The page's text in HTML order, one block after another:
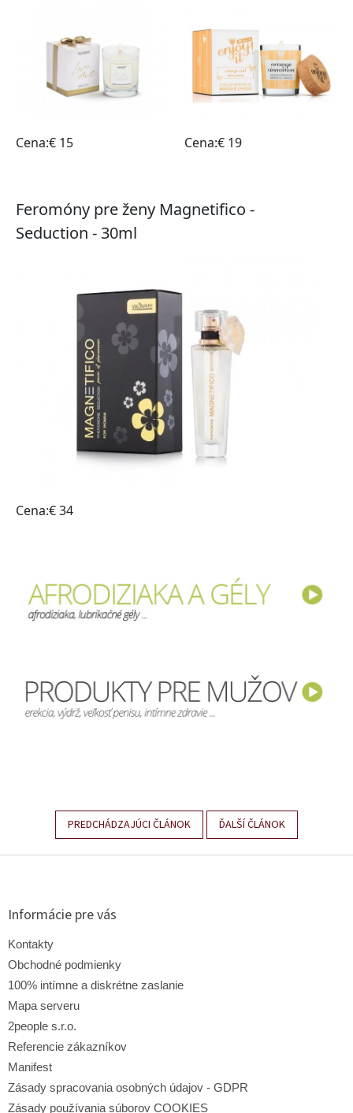
PREDCHÁDZAJÚCI ČLÁNOK ĎALŠÍ ČLÁNOK
Z
Informácie pre vás
Kontakty
Obchodné podmienky
100% intímne a diskrétne zaslanie
Mapa serveru
2people s.r.o.
Referencie zákazníkov
Manifest
Zásady spracovania osobných údajov - GDPR
Zásady používania súborov COOKIES